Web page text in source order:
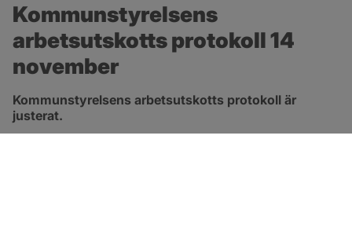
Kommunstyrelsens
arbetsutskotts protokoll 14
november
Kommunstyrelsens arbetsutskotts protokoll är
justerat.